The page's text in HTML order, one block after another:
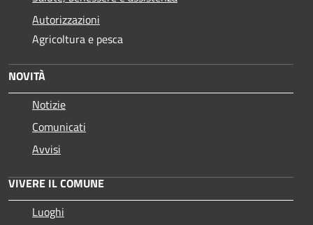
Autorizzazioni
Agricoltura e pesca
NOVITÀ
Notizie
Comunicati
Avvisi
VIVERE IL COMUNE
Luoghi